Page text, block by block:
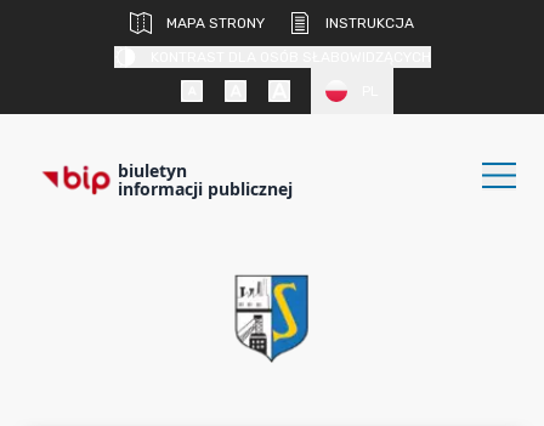
MAPA STRONY
INSTRUKCJA
biuletyn
informacji publicznej